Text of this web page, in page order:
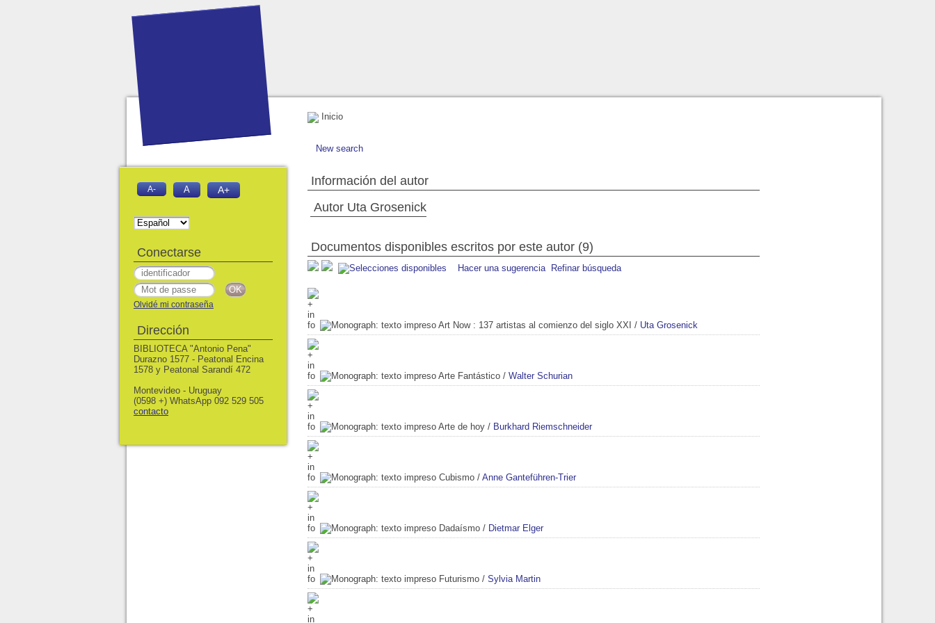
Inicio
New search
Información del autor
Autor Uta Grosenick
Documentos disponibles escritos por este autor (9)
Hacer una sugerencia Refinar búsqueda
Art Now: 137 artistas al comienzo del siglo XXI / Uta Grosenick
Arte Fantástico / Walter Schurian
Arte de hoy / Burkhard Riemschneider
Cubismo / Anne Ganteführen-Trier
Dadaísmo / Dietmar Elger
Futurismo / Sylvia Martin
A- A A+
Conectarse
Olvidé mi contraseña
Dirección
BIBLIOTECA "Antonio Pena"
Durazno 1577 - Peatonal Encina
1578 y Peatonal Sarandí 472
Montevideo - Uruguay
(0598 +) WhatsApp 092 529 505
contacto